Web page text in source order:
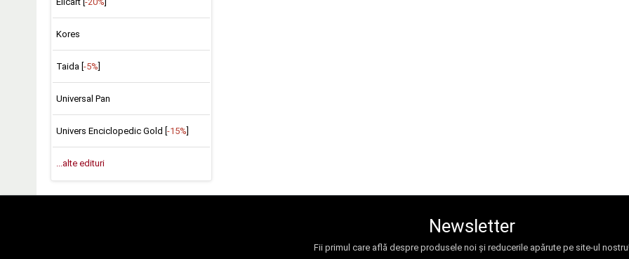
Kores
Taida [ -5%
Universal Pan
Univers Enciclopedic Gold [ -15%
...alte edituri
Newsletter
Fii primul care află despre produsele noi și reducerile apărute pe site-ul nostru!